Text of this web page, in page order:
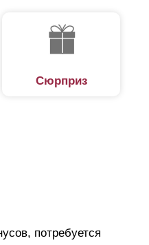
Сюрприз
потребуется